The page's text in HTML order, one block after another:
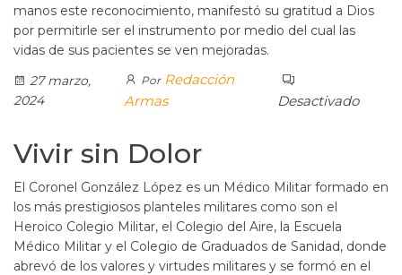
manos este reconocimiento, manifestó su gratitud a Dios
por permitirle ser el instrumento por medio del cual las
vidas de sus pacientes se ven mejoradas.
27 marzo,
2024
Por Redacción
Armas
Desactivado
Vivir sin Dolor
El Coronel González López es un Médico Militar formado en
los más prestigiosos planteles militares como son el
Heroico Colegio Militar, el Colegio del Aire, la Escuela
Médico Militar y el Colegio de Graduados de Sanidad, donde
abrevó de los valores y virtudes militares y se formó en el